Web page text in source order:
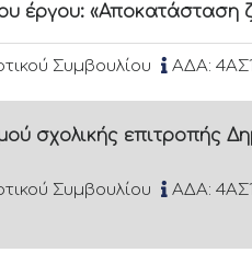
έργου:
Συμβουλίου ΑΔΑ:
σχολικής επιτροπής
Συμβουλίου ΑΔΑ: